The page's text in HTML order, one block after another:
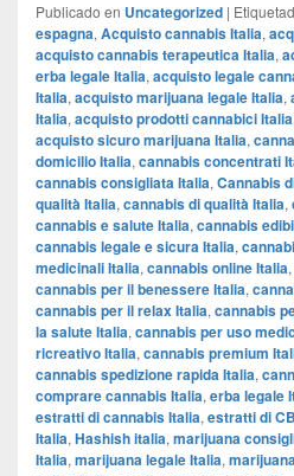
Publicado en Uncategorized |
espagna, Acquisto cannabis Italia,
acquisto cannabis terapeutica Italia,
erba legale Italia, acquisto legale
Italia, acquisto marijuana legale Italia,
Italia, acquisto prodotti cannabici Italia
acquisto sicuro marijuana Italia,
domicilio Italia, cannabis concentrati
cannabis consigliata Italia, Cannabis
qualità Italia, cannabis di qualità Italia,
cannabis e salute Italia, cannabis
cannabis legale e sicura Italia,
medicinali Italia, cannabis online Italia,
cannabis per il benessere Italia,
cannabis per il relax Italia, cannabis
la salute Italia, cannabis per uso
ricreativo Italia, cannabis premium
cannabis spedizione rapida Italia,
comprare cannabis Italia, erba legale
estratti di cannabis Italia, estratti di
Italia, Hashish italia, marijuana
Italia, marijuana legale Italia,